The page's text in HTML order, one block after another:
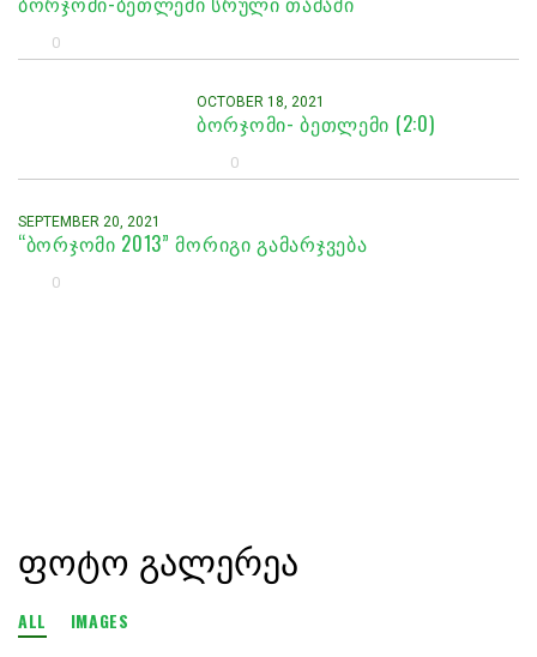
0
OCTOBER 18, 2021
ᲑᲝᲠᲯᲝᲛᲘ- ᲑᲔᲗᲚᲔᲛᲘ (2:0)
0
SEPTEMBER 20, 2021
“ᲑᲝᲠᲯᲝᲛᲘ 2013” ᲛᲝᲠᲘᲒᲘ ᲒᲐᲛᲐᲠᲯᲕᲔᲑᲐ
0
ᲤᲝᲢᲝ ᲒᲐᲚᲔᲠᲔᲐ
ALL IMAGES